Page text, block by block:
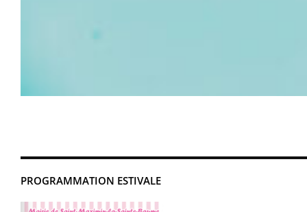
PROGRAMMATION ESTIVALE